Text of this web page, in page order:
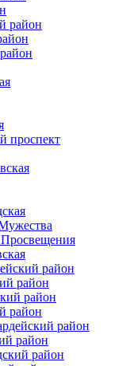
район
проспект
район
район
район
район
район
район
район